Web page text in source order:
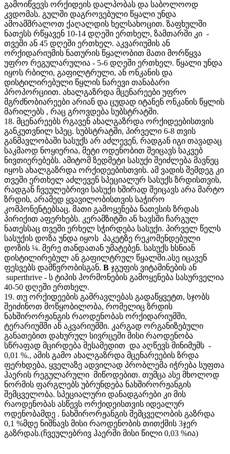
გამოიწვევს ორქიდეის დალპობას და საბოლოოდ
კვდომას. გულში დაგროვებული წყალი უნდა
ამოამშრალოთ ქაღალდის ხელსახოცით. ზაფხულში
ნათესს რწყავენ 10-14 დღეში ერთხელ, ზამთარში კი -
თვეში ან 45 დღეში ერთხელ. აკვარიუმის ან
ორქიდარიუმის ნათურის წყალობით მათი მორწყვა
უფრო რეგულარულია - 5-6 დღეში ერთხელ. წყალი უნდა
იყოს რბილი, გაფილტრული, ან ონკანის და
დისტილირებული წყლის ნარევი თანაბარი
პროპორციით. ახალგაზრდა მცენარეები უფრო
მგრძნობიარეები არიან და ცუდად იტანენ ონკანის წყლის
მარილებს , რაც გროვდება სუბსტრატში.
18. მცენარეებს რგავენ ახალგაზრდა ორქიდეებისთვის
განკუთვნილ სპეც. სუბსტრატში, პირველი 6-8 თვის
განმავლობაში სასუქს არ აძლევენ, რადგან იგი თავადაც
საკმაოდ ნოყიერია, მეტი ოდენობით შეიცავს საკვებ
ნივთიერებებს. ამიტომ ზედმეტი სასუქი შეიძლება მავნეც
იყოს ახალგაზრდა ორქიდეებისთვის. ამ ვადის შემდეგ კი
თვეში ერთხელ აძლევენ სპეციალურ სასუქს ზრდისთვის,
რადგან ჩვეულებრივი სასუქი ხშირად შეიცავს არა მარტო
ზრდის, არამედ ყვავილობისთვის საჭირო
კომპონენტებსაც. მათი გამოყენება ნათესის ზრდას
პირიქით აფერხებს. კერამზიტში ან ხავსში ჩარგულ
ნათესსაც თვეში ერხელ სჭირდება სასუქი. პირველ წელს
სასუქის დოზა უნდა იყოს პაკეტზე რეკომენდებული
დოზის ¼. მერე თანდათან უმატებენ. სასუქს ხსნიან
დისტილირებულ ან გაფილტრულ წყალში.ასე იცავენ
ფესვებს დამწვრობისგან. B ჯგუფის ვიტამინების ან
superthrive - ს ტიპის ჰორმონების გამოყენება სასურველია
40-50 დღეში ერთხელ.
19. თუ ორქიდეების გამრავლებას გადაწყვეტთ, სჯობს
შეიძინოთ მოწყობილობა, რომელიც ზრდის
ნახშირორჟანგის რაოდენობას ორქიდარიუმში,
ტერარიუმში ან აკვარიუმში. კარგად ორგანიზებული
განათებით დახურულ სივრცეში მისი რაოდენობა
სწრაფად მცირდება მესამედით და აღწევს მინიმუმს -
0,01 %., ამის გამო ახალგაზრდა მცენარეების ზრდა
ფერხდება, ყველაზე ადვილად პრობლემა იჭრება სუფთა
ჰაერის რეგულარული მიწოდებით. თუმცა ასე მხოლოდ
ნორმის ფარგლებს უბრუნდება ნახშირორჟანგის
შემცველობა. სპეციალური დანადგარები კი მის
რაოდენობას ასწევს ორქიდეისთვის იდეალურ
ოდენობამდე . ნახშირორჟანგის შემცველობის გაზრდა
0,1 %მდე ნიშნავს მისი რაოდენობის თითქმის 3ჯერ
გაზრდას.(ჩვეულებრივ ჰაერში მისი წილი 0,03 %ია)